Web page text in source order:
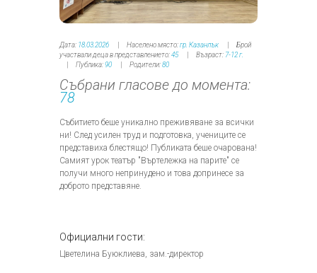
Дата: 18.03.2026 Населено място:гр. Казанлък
Брой
участвали деца в представлението:45 Възраст: 7-12 г.
Публика:90 Родители:80
Събрани гласове до момента:
78
Събитието беше уникално преживяване за всички
ни! След усилен труд и подготовка, учениците се
представиха блестящо! Публиката беше очарована!
Самият урок театър "Въртележка на парите" се
получи много непринудено и това допринесе за
доброто представяне.
Официални гости:
Цветелина Буюклиева, зам.-директор